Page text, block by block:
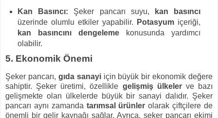
Kan Basıncı: Şeker pancarı suyu,
kan basıncı
üzerinde olumlu etkiler yapabilir.
Potasyum içeriği,
kan basıncını dengeleme konusunda yardımcı
olabilir.
5. Ekonomik Önemi
Şeker pancarı, gıda sanayiiçin büyük bir ekonomik değere
sahiptir. Şeker üretimi, özellikle gelişmiş ülkelerve bazı
gelişmekte olan ülkelerde büyük bir sanayi dalıdır. Şeker
pancarı aynı zamanda tarımsal ürünler olarak çiftçilere de
önemli bir gelir kaynağı sağlar. Ayrıca, şeker pancarı ekimi